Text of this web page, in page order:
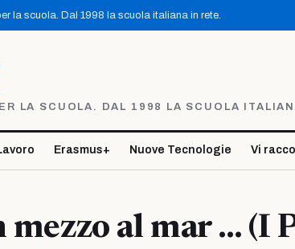
la scuola. Dal 1998 la scuola italiana in rete.
LA SCUOLA. DAL 1998 LA SCUOLA
Erasmus+ Nuove Tecnologie Vi
mezzo al mar … (I